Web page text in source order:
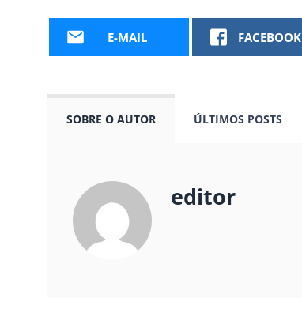
E-MAIL FACEBOOK
SOBRE O AUTOR ÚLTIMOS POSTS
editor